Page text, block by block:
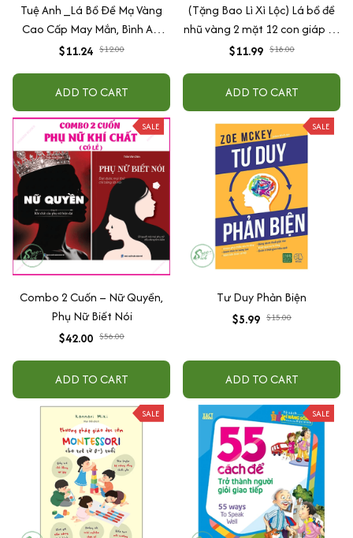
Tuệ Anh _Lá Bồ Đề Mạ Vàng
Cao Cấp May Mắn, Bình An,
Chiêu Tài Lộc
$11.24 $12.00
ADD TO CART
(Tặng Bao Lì Xì Lộc) Lá bồ đề
nhũ vàng 2 mặt 12 con giáp và
phật bản mệnh, để ốp lưng
quang
$11.99 $18.00
ADD TO CART
SALE
Combo 2 Cuốn – Nữ Quyền,
Phụ Nữ Biết Nói
$42.00 $56.00
ADD TO CART
SALE
Tư Duy Phản Biện
$5.99 $15.00
ADD TO CART
SALE SALE